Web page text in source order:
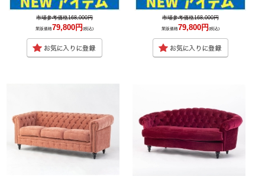
市場参考価格168,000円
業販価格79,800円(税込)
市場参考価格168,000円
業販価格79,800円(税込)